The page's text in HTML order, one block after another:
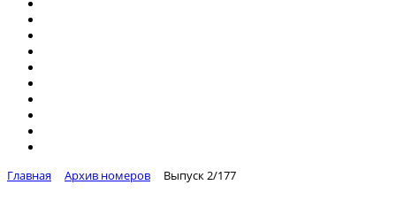
Главная Архив номеров Выпуск 2/177